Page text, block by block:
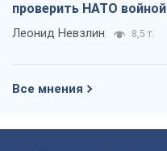
проверить НАТО войной
Леонид Невзлин 8,5 т.
Все мнения